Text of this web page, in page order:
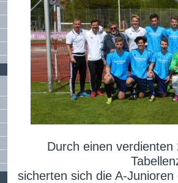
Durch einen
sicherten sich die A-